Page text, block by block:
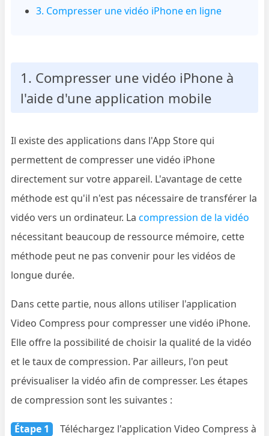
3. Compresser une vidéo iPhone en ligne
1. Compresser une vidéo iPhone à
l'aide d'une application mobile
Il existe des applications dans l'App Store qui
permettent de compresser une vidéo iPhone
directement sur votre appareil. L'avantage de cette
méthode est qu'il n'est pas nécessaire de transférer la
vidéo vers un ordinateur. Lacompression de la vidéo
nécessitant beaucoup de ressource mémoire, cette
méthode peut ne pas convenir pour les vidéos de
longue durée.
Dans cette partie, nous allons utiliser l'application
Video Compress pour compresser une vidéo iPhone.
Elle offre la possibilité de choisir la qualité de la vidéo
et le taux de compression. Par ailleurs, l'on peut
prévisualiser la vidéo afin de compresser. Les étapes
de compression sont les suivantes :
Étape 1
Téléchargez l'application Video Compress à